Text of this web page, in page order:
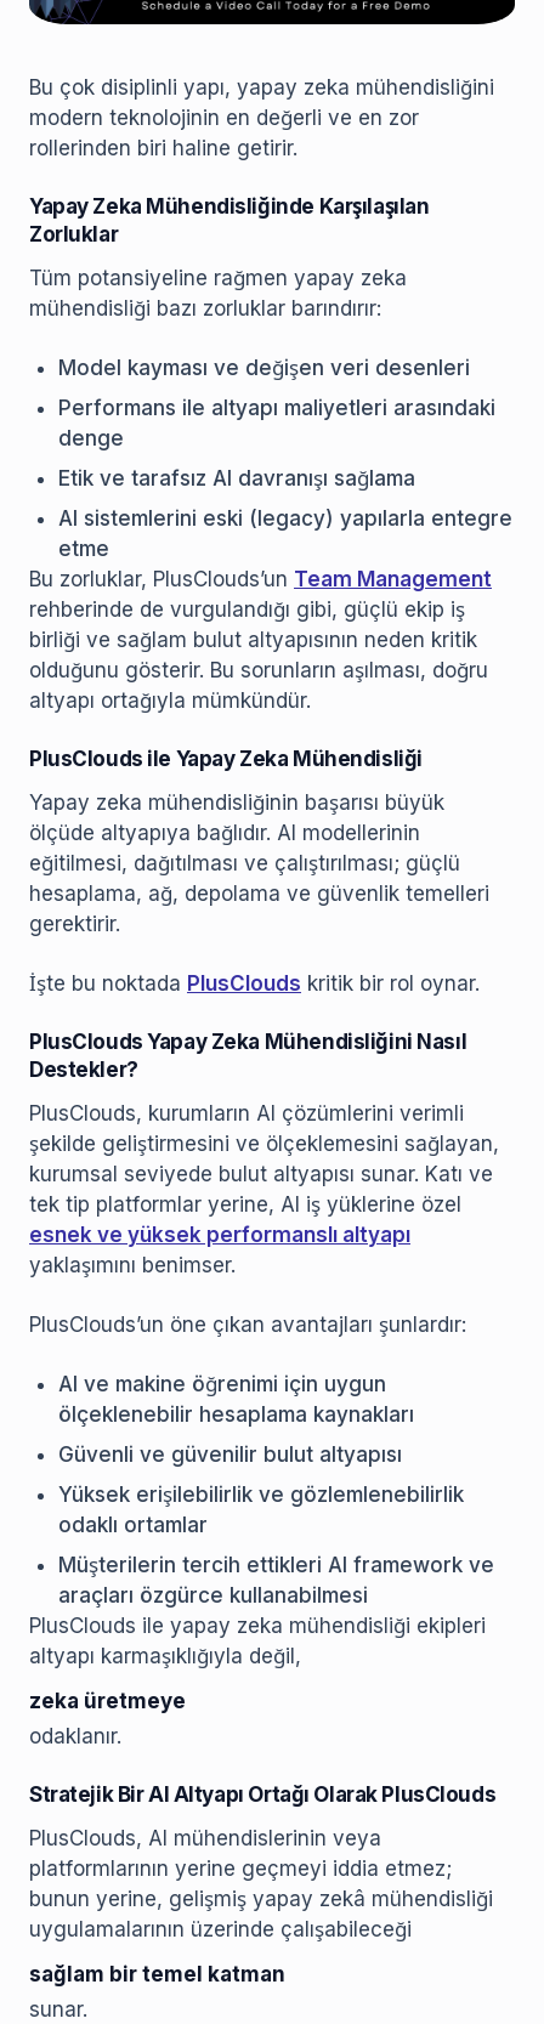
Bu çok disiplinli yapı, yapay zeka mühendisliğini
modern teknolojinin en değerli ve en zor
rollerinden biri haline getirir.
Yapay Zeka Mühendisliğinde Karşılaşılan
Zorluklar
Tüm potansiyeline rağmen yapay zeka
mühendisliği bazı zorluklar barındırır:
Model kayması ve değişen veri desenleri
Performans ile altyapı maliyetleri arasındaki
denge
Etik ve tarafsız AI davranışı sağlama
AI sistemlerini eski (legacy) yapılarla entegre
etme
Bu zorluklar, PlusClouds’un Team Management
rehberinde de vurgulandığı gibi, güçlü ekip iş
birliği ve sağlam bulut altyapısının neden kritik
olduğunu gösterir. Bu sorunların aşılması, doğru
altyapı ortağıyla mümkündür.
PlusClouds ile Yapay Zeka Mühendisliği
Yapay zeka mühendisliğinin başarısı büyük
ölçüde altyapıya bağlıdır. AI modellerinin
eğitilmesi, dağıtılması ve çalıştırılması; güçlü
hesaplama, ağ, depolama ve güvenlik temelleri
gerektirir.
İşte bu noktada PlusClouds kritik bir rol oynar.
PlusClouds Yapay Zeka Mühendisliğini Nasıl
Destekler?
PlusClouds, kurumların AI çözümlerini verimli
şekilde geliştirmesini ve ölçeklemesini sağlayan,
kurumsal seviyede bulut altyapısı sunar. Katı ve
tek tip platformlar yerine, AI iş yüklerine özel
esnek ve yüksek performanslı altyapı
yaklaşımını benimser.
PlusClouds’un öne çıkan avantajları şunlardır:
AI ve makine öğrenimi için uygun
ölçeklenebilir hesaplama kaynakları
Güvenli ve güvenilir bulut altyapısı
Yüksek erişilebilirlik ve gözlemlenebilirlik
odaklı ortamlar
Müşterilerin tercih ettikleri AI framework ve
araçları özgürce kullanabilmesi
PlusClouds ile yapay zeka mühendisliği ekipleri
altyapı karmaşıklığıyla değil,
zeka üretmeye
odaklanır.
Stratejik Bir AI Altyapı Ortağı Olarak PlusClouds
PlusClouds, AI mühendislerinin veya
platformlarının yerine geçmeyi iddia etmez;
bunun yerine, gelişmiş yapay zekâ mühendisliği
uygulamalarının üzerinde çalışabileceği
sağlam bir temel katman
sunar.